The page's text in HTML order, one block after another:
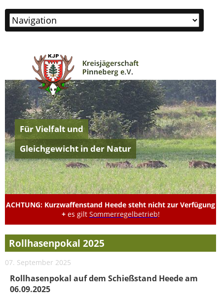
Zielseite
Für Vielfalt und
Gleichgewicht in der Natur
ACHTUNG: Kurzwaffenstand Heede steht nicht zur Verfügung
+ es gilt Sommerregelbetrieb!
Rollhasenpokal 2025
07. September 2025
Rollhasenpokal auf dem Schießstand Heede am
06.09.2025